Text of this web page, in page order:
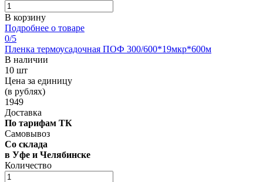
В корзину
Подробнее о товаре
0/5
Пленка термоусадочная ПОФ 300/600*19мкр*600м
В наличии
10 шт
Цена за единицу
(в рублях)
1949
Доставка
По тарифам ТК
Самовывоз
Со склада
в Уфе и Челябинске
Количество